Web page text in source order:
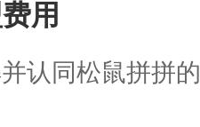
用
认同松鼠拼拼